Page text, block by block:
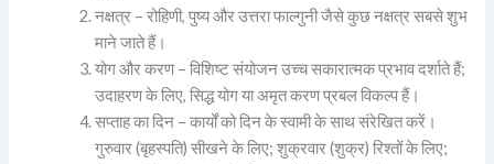
नक्षत्र – रोहिणी, पुष्य और उत्तरा फाल्गुनी जैसे कुछ नक्षत्र सबसे शुभ
माने जाते हैं।
योग और करण – विशिष्ट संयोजन उच्च सकारात्मक प्रभाव दर्शाते हैं;
उदाहरण के लिए, सिद्ध योग या अमृत करण प्रबल विकल्प हैं।
सप्ताह का दिन – कार्यों को दिन के स्वामी के साथ संरेखित करें।
गुरुवार (बृहस्पति) सीखने के लिए; शुक्रवार (शुक्र) रिश्तों के लिए;